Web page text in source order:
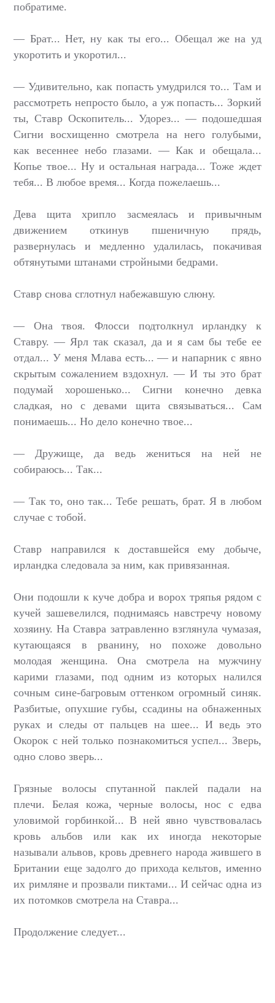
побратиме.
— Брат... Нет, ну как ты его... Обещал же на уд
укоротить и укоротил...
— Удивительно, как попасть умудрился то... Там и
рассмотреть непросто было, а уж попасть... Зоркий
ты, Ставр Оскопитель... Удорез... — подошедшая
Сигни восхищенно смотрела на него голубыми,
как весеннее небо глазами. — Как и обещала...
Копье твое... Ну и остальная награда... Тоже ждет
тебя... В любое время... Когда пожелаешь...
Дева щита хрипло засмеялась и привычным
движением откинув пшеничную прядь,
развернулась и медленно удалилась, покачивая
обтянутыми штанами стройными бедрами.
Ставр снова сглотнул набежавшую слюну.
— Она твоя. Флосси подтолкнул ирландку к
Ставру. — Ярл так сказал, да и я сам бы тебе ее
отдал... У меня Млава есть... — и напарник с явно
скрытым сожалением вздохнул. — И ты это брат
подумай хорошенько... Сигни конечно девка
сладкая, но с девами щита связываться... Сам
понимаешь... Но дело конечно твое...
— Дружище, да ведь жениться на ней не
собираюсь... Так...
— Так то, оно так... Тебе решать, брат. Я в любом
случае с тобой.
Ставр направился к доставшейся ему добыче,
ирландка следовала за ним, как привязанная.
Они подошли к куче добра и ворох тряпья рядом с
кучей зашевелился, поднимаясь навстречу новому
хозяину. На Ставра затравленно взглянула чумазая,
кутающаяся в рванину, но похоже довольно
молодая женщина. Она смотрела на мужчину
карими глазами, под одним из которых налился
сочным сине-багровым оттенком огромный синяк.
Разбитые, опухшие губы, ссадины на обнаженных
руках и следы от пальцев на шее... И ведь это
Окорок с ней только познакомиться успел... Зверь,
одно слово зверь...
Грязные волосы спутанной паклей падали на
плечи. Белая кожа, черные волосы, нос с едва
уловимой горбинкой... В ней явно чувствовалась
кровь альбов или как их иногда некоторые
называли альвов, кровь древнего народа жившего в
Британии еще задолго до прихода кельтов, именно
их римляне и прозвали пиктами... И сейчас одна из
их потомков смотрела на Ставра...
Продолжение следует...